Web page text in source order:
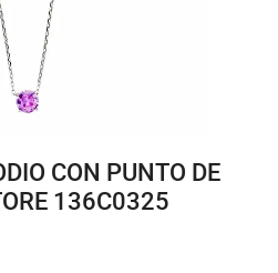
CON PUNTO DE
136C0325